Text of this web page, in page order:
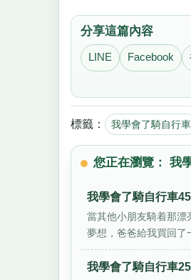
分享這篇內容
LINE Facebook
標籤： 我學會了騎自行車
您正在瀏覽： 我
我學會了騎自行車
當其他小朋友騎着那漂
夢想，爸爸給我買回了
我學會了騎自行車